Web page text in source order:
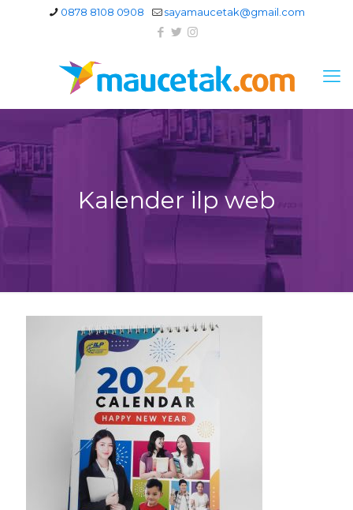
0878 8108 0908 sayamaucetak@gmail.com
Kalender ilp web